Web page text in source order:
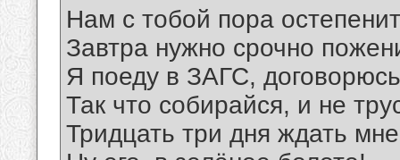
Нам с тобой пора
Завтра нужно срочно
Я поеду в ЗАГС,
Так что собирайся, и не
Тридцать три дня ждать